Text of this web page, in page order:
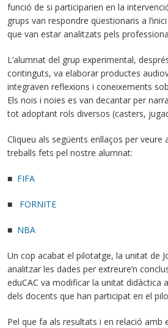
funció de si participarien en la
grups van respondre qüestionaris a
que van estar analitzats pels
L’alumnat del grup experimental,
continguts, va elaborar productes
integraven reflexions i coneixements
Els nois i noies es van decantar per
tot adoptant rols diversos (casters,
Cliqueu als següents enllaços per veure
treballs fets pel nostre alumnat:
■ FIFA
■ FORNITE
■ NBA
Un cop acabat el pilotatge, la unitat de
analitzar les dades per extreure’n
eduCAC va modificar la unitat didàctica
dels docents que han participat en el
Pel que fa als resultats i en relació amb